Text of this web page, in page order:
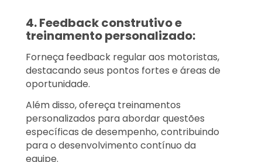
4. Feedback construtivo e
treinamento personalizado:
Forneça feedback regular aos motoristas,
destacando seus pontos fortes e áreas de
oportunidade.
Além disso, ofereça treinamentos
personalizados para abordar questões
específicas de desempenho, contribuindo
para o desenvolvimento contínuo da
equipe.